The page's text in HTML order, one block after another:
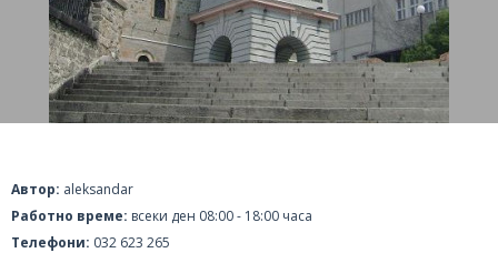
Автор: aleksandar
Работно време: всеки ден 08:00 - 18:00 часа
Телефони: 032 623 265